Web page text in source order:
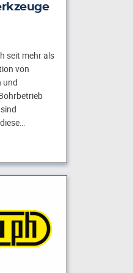
seit mehr als
von
und